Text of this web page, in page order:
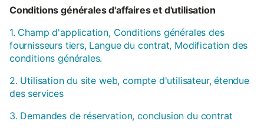
Conditions générales d'affaires et d'utilisation
1. Champ d'application, Conditions générales des
fournisseurs tiers, Langue du contrat, Modification des
conditions générales.
2. Utilisation du site web, compte d'utilisateur, étendue
des services
3. Demandes de réservation, conclusion du contrat